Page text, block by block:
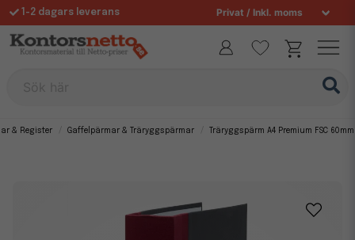
1-2 dagars leverans
Fri frakt över 995 kr
& Register Gaffelpärmar & Träryggspärmar Träryggspärm A4 Premium FSC